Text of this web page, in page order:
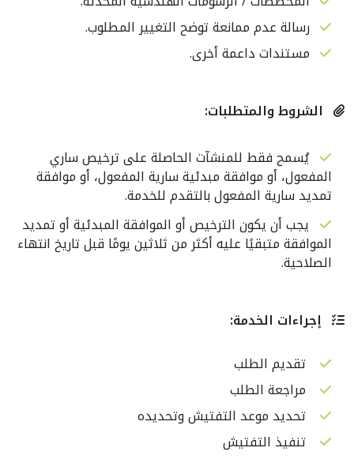
رسالة عدم ممانعة توضح التغيير المطلوب.
مستندات داعمة أخرى.
الشروط والمتطلبات:
يُسمح فقط للمنشآت الحاصلة على ترخيص ساري
المفعول، أو موافقة مبدئية سارية المفعول، أو موافقة
تمديد سارية المفعول بالتقدم للخدمة.
يجب أن يكون الترخيص أو الموافقة المبدئية أو تمديد
الموافقة متبقيًا عليه أكثر من ثلاثين يومًا قبل تاريخ انتهاء
الصلاحية.
إجراءات الخدمة:
تقديم الطلب
مراجعة الطلب
تحديد موعد التفتيش وتحديده
تنفيذ التفتيش